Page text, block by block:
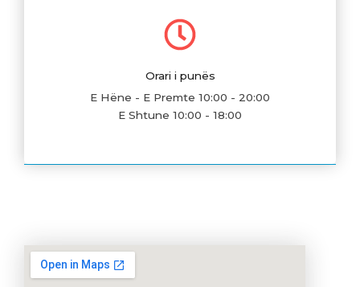
Orari i punës
E Hëne - E Premte 10:00 - 20:00
E Shtune 10:00 - 18:00